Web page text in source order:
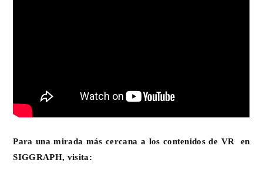
Para una mirada más cercana a los contenidos de VR en
SIGGRAPH, visita: